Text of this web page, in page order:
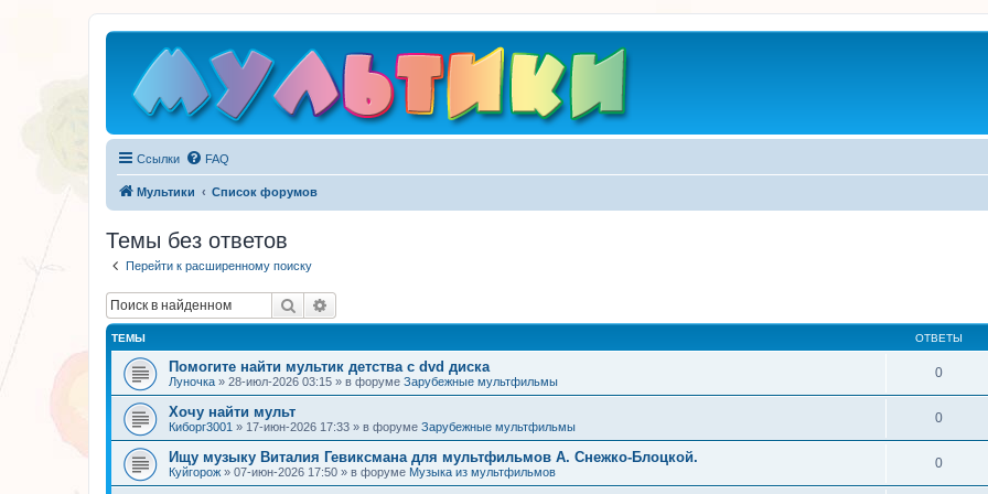
Ссылки FAQ
Мультики Список форумов
Темы без ответов
Перейти к расширенному поиску
Поиск
ТЕМЫ ОТВЕТЫ
Помогите найти мультик детства с dvd диска
Луночка » 28-июл-2026 03:15 » в форуме Зарубежные мультфильмы
0
Хочу найти мульт
Киборг3001 » 17-июн-2026 17:33 » в форуме Зарубежные мультфильмы
0
Ищу музыку Виталия Гевиксмана для мультфильмов А. Снежко-Блоцкой.
Куйгорож » 07-июн-2026 17:50 » в форуме Музыка из мультфильмов
0